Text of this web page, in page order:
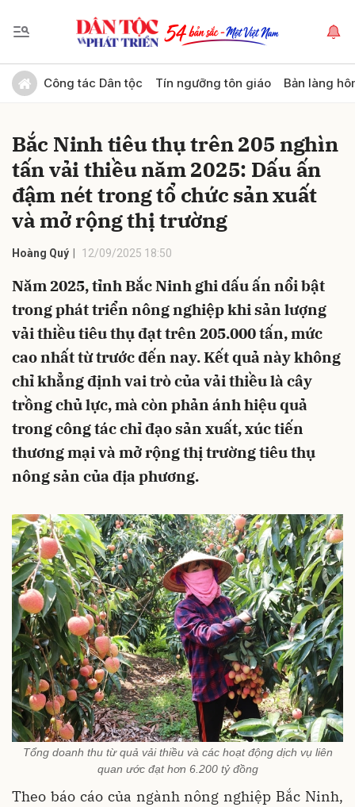
Công tác Dân tộc Tín ngưỡng tôn giáo Bản làng
Bắc Ninh tiêu thụ trên 205 nghìn
tấn vải thiều năm 2025: Dấu ấn
đậm nét trong tổ chức sản xuất
và mở rộng thị trường
Hoàng Quý 12/09/2025 18:50
Năm 2025, tỉnh Bắc Ninh ghi dấu ấn nổi bật
trong phát triển nông nghiệp khi sản lượng
vải thiều tiêu thụ đạt trên 205.000 tấn, mức
cao nhất từ trước đến nay. Kết quả này không
chỉ khẳng định vai trò của vải thiều là cây
trồng chủ lực, mà còn phản ánh hiệu quả
trong công tác chỉ đạo sản xuất, xúc tiến
thương mại và mở rộng thị trường tiêu thụ
nông sản của địa phương.
Tổng doanh thu từ quả vải thiều và các hoạt động dịch vụ liên
quan ước đạt hơn 6.200 tỷ đồng
Theo báo cáo của ngành nông nghiệp Bắc Ninh,
Gửi bình luận